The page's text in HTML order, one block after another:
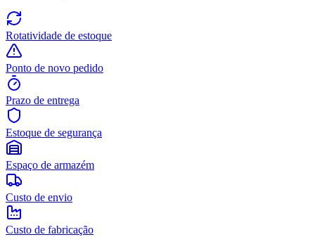
Rotatividade de estoque
Ponto de novo pedido
Prazo de entrega
Estoque de segurança
Espaço de armazém
Custo de envio
Custo de fabricação